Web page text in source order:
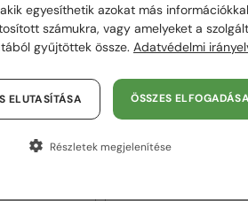
EGYFÓKUSZÚ LENCSÉVEL
egyesíthetik azokat más
számukra, vagy amelyeket a
gyűjtöttek össze. Adatvédelmi
ÖSSZES ELFOGADÁSA
ELUTASÍTÁSA
Részletek megjelenítése